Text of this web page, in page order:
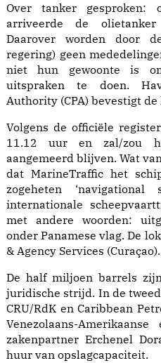
Over tanker gesproken:
arriveerde de
Daarover worden door
regering) geen
niet hun gewoonte is
uitspraken te doen.
Authority (CPA) bevestigt
Volgens de officiële
11.12 uur en zal/zou
aangemeerd blijven. Wat
dat MarineTraffic het
zogeheten
internationale
met andere woorden:
onder Panamese vlag. De
& Agency Services (Curaçao).
De half miljoen barrels
juridische strijd. In de
CRU/RdK en Caribbean
Venezolaans-
zakenpartner Erchenel
huur van opslagcapaciteit.